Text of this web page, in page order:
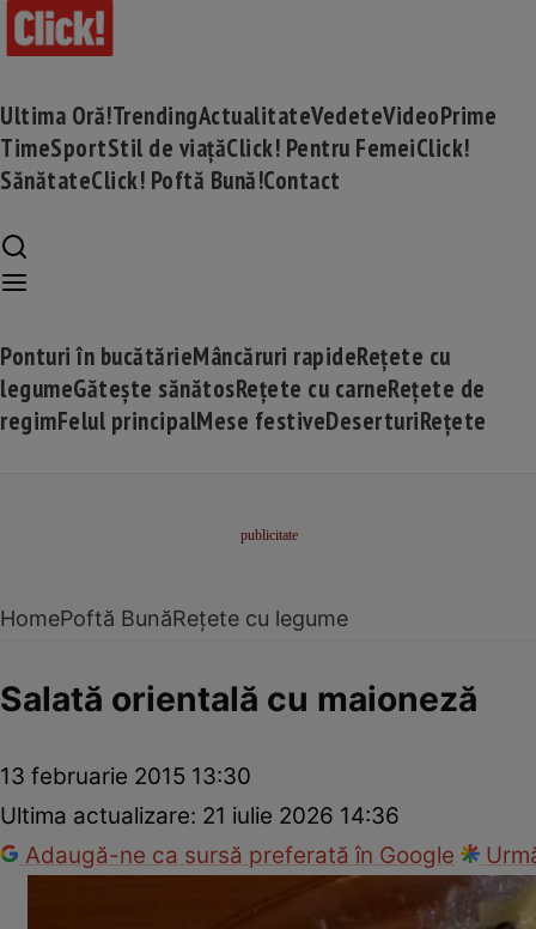
Ultima Oră!TrendingActualitateVedeteVideoPrime
TimeSportStil de viațăClick! Pentru FemeiClick!
SănătateClick! Poftă Bună!Contact
Ponturi în bucătărieMâncăruri rapideRețete cu
legumeGătește sănătosRețete cu carneRețete de
regimFelul principalMese festiveDeserturiRețete
HomePoftă BunăRețete cu legume
Salată orientală cu maioneză
13 februarie 2015 13:30
Ultima actualizare: 21 iulie 2026 14:36
Adaugă-ne ca sursă preferată în Google